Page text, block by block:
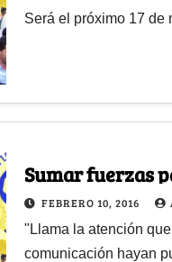
Será el próximo 17 de
Sumar fuerzas
FEBRERO 10, 2016
"Llama la atención
comunicación hayan